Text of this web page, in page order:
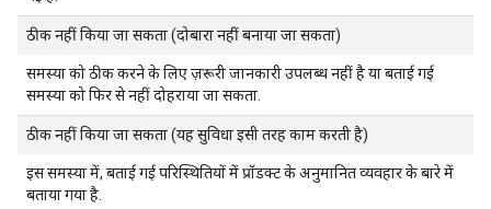
ठीक नहीं किया जा सकता (दोबारा नहीं बनाया जा सकता)
समस्या को ठीक करने के लिए ज़रूरी जानकारी उपलब्ध नहीं है या बताई गई
समस्या को फिर से नहीं दोहराया जा सकता.
ठीक नहीं किया जा सकता (यह सुविधा इसी तरह काम करती है)
इस समस्या में, बताई गई परिस्थितियों में प्रॉडक्ट के अनुमानित व्यवहार के बारे में
बताया गया है.